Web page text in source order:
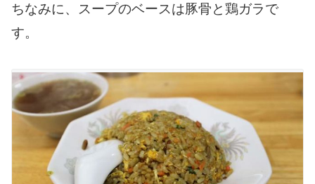
ちなみに、スープのベースは豚骨と鶏ガラで
す。